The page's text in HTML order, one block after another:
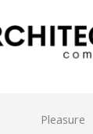
Pleasure